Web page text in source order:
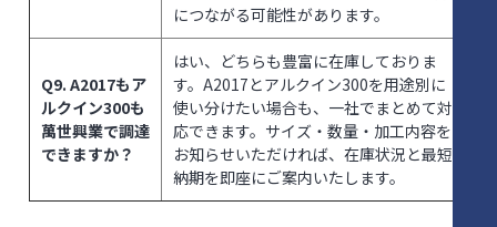
につながる可能性があります。
Q9. A2017もア
ルクイン300も
萬世興業で調達
できますか？
はい、どちらも豊富に在庫しておりま
す。A2017とアルクイン300を用途別に
使い分けたい場合も、一社でまとめて対
応できます。サイズ・数量・加工内容を
お知らせいただければ、在庫状況と最短
納期を即座にご案内いたします。